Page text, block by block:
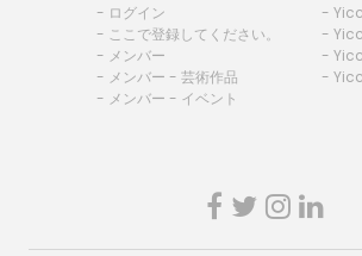
- ログイン
- ここで登録してください。
- メンバー
- メンバー - 芸術作品
- メンバー - イベント
-
-
-
-